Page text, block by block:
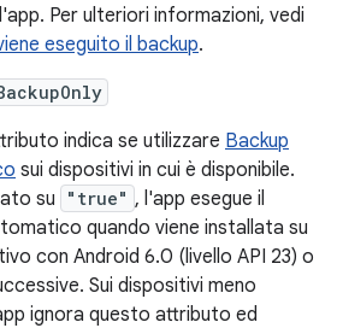
Per ulteriori informazioni, vedi
eseguito il backup.
indica se utilizzare Backup
sui dispositivi in cui è disponibile.
su
"true" , l'app esegue il
quando viene installata su
con Android 6.0 (livello API 23) o
Sui dispositivi meno
ignora questo attributo ed